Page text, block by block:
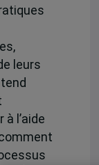
leurs
à l’aide